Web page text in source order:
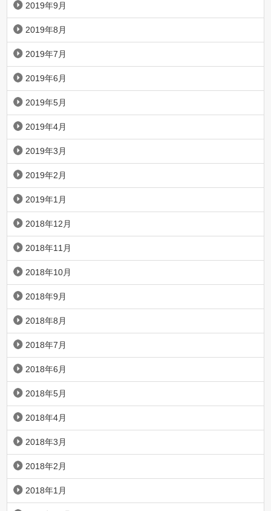
2019年9月
2019年8月
2019年7月
2019年6月
2019年5月
2019年4月
2019年3月
2019年2月
2019年1月
2018年12月
2018年11月
2018年10月
2018年9月
2018年8月
2018年7月
2018年6月
2018年5月
2018年4月
2018年3月
2018年2月
2018年1月